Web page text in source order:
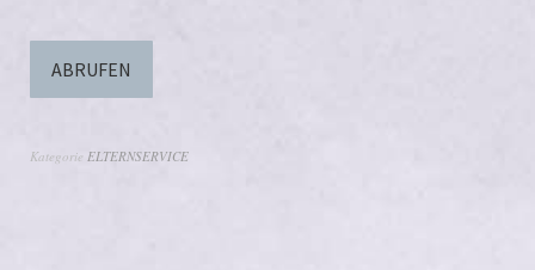
ABRUFEN
Kategorie ELTERNSERVICE